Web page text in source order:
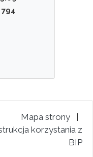
794
Mapa strony
korzystania z
BIP